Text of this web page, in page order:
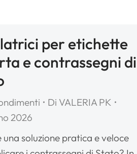
per etichette
e contrassegni di
Di VALERIA PK
2026
una soluzione pratica e veloce